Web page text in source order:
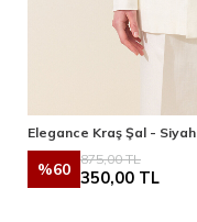
Elegance Kraş Şal - Siyah
%60
875,00TL
350,00 TL